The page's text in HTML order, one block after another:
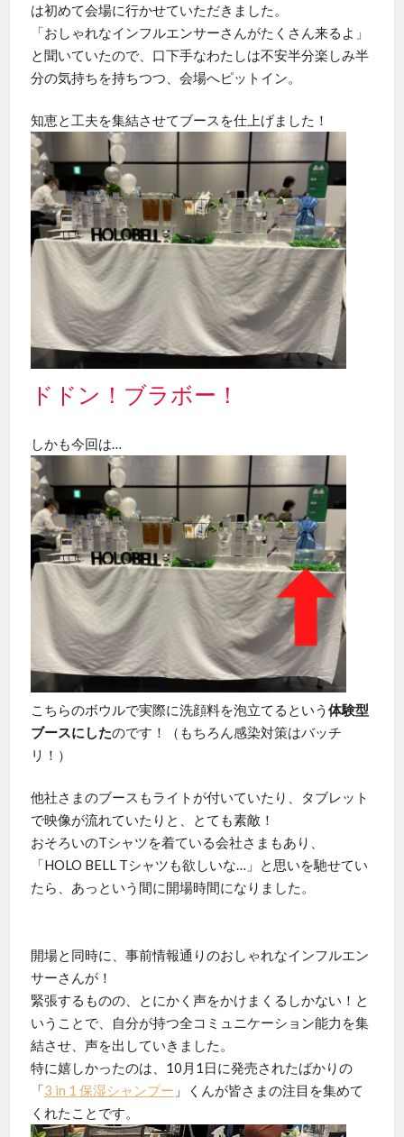
は初めて会場に行かせていただきました。
「おしゃれなインフルエンサーさんがたくさん来るよ」
と聞いていたので、口下手なわたしは不安半分楽しみ半
分の気持ちを持ちつつ、会場へピットイン。
知恵と工夫を集結させてブースを仕上げました！
ドドン！ブラボー！
しかも今回は…
こちらのボウルで実際に洗顔料を泡立てるという 体験型
ブースにしたのです！（もちろん感染対策はバッチ
リ！）
他社さまのブースもライトが付いていたり、タブレット
で映像が流れていたりと、とても素敵！
おそろいのTシャツを着ている会社さまもあり、
「HOLO BELL Tシャツも欲しいな…」と思いを馳せてい
たら、あっという間に開場時間になりました。
開場と同時に、事前情報通りのおしゃれなインフルエン
サーさんが！
緊張するものの、とにかく声をかけまくるしかない！と
いうことで、自分が持つ全コミュニケーション能力を集
結させ、声を出していきました。
特に嬉しかったのは、10月1日に発売されたばかりの
「3 in 1 保湿シャンプー 」くんが皆さまの注目を集めて
くれたことです。